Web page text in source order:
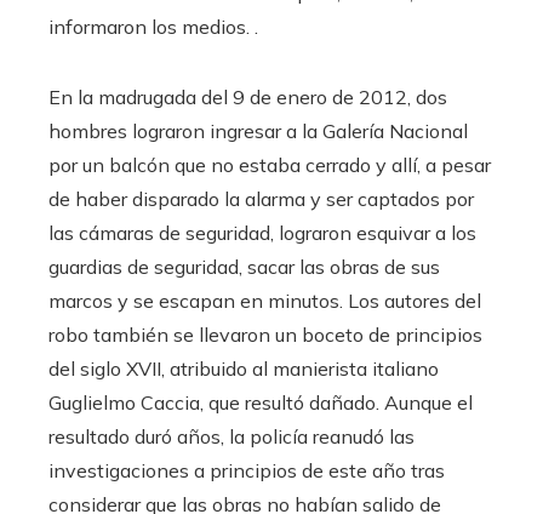
informaron los medios. .
En la madrugada del 9 de enero de 2012, dos
hombres lograron ingresar a la Galería Nacional
por un balcón que no estaba cerrado y allí, a pesar
de haber disparado la alarma y ser captados por
las cámaras de seguridad, lograron esquivar a los
guardias de seguridad, sacar las obras de sus
marcos y se escapan en minutos. Los autores del
robo también se llevaron un boceto de principios
del siglo XVII, atribuido al manierista italiano
Guglielmo Caccia, que resultó dañado. Aunque el
resultado duró años, la policía reanudó las
investigaciones a principios de este año tras
considerar que las obras no habían salido de